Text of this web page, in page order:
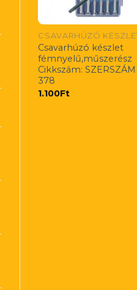
Csavarhúzó készlet
fémnyelű,műszerész
Cikkszám: SZERSZÁM
378
1.100Ft